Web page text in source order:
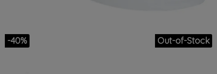
-40% Out-of-Stock